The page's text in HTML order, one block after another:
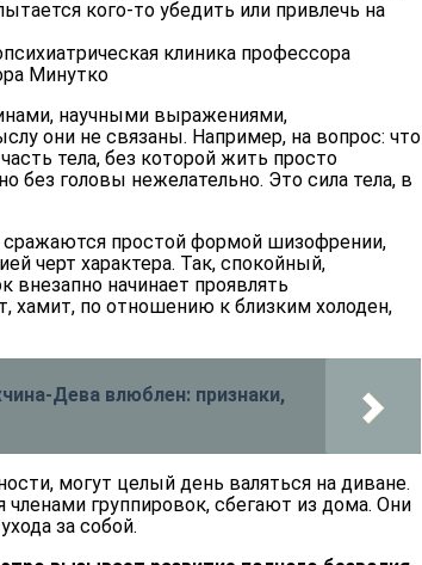
кого-то убедить или привлечь на
научными выражениями,
они не связаны. Например, на вопрос: что
тела, без которой жить просто
без головы нежелательно. Это сила тела, в
простой формой шизофрении,
черт характера. Так, спокойный,
начинает проявлять
хамит, по отношению к близким холоден,
Дева влюблен: признаки,
могут целый день валяться на диване.
группировок, сбегают из дома. Они
за собой.